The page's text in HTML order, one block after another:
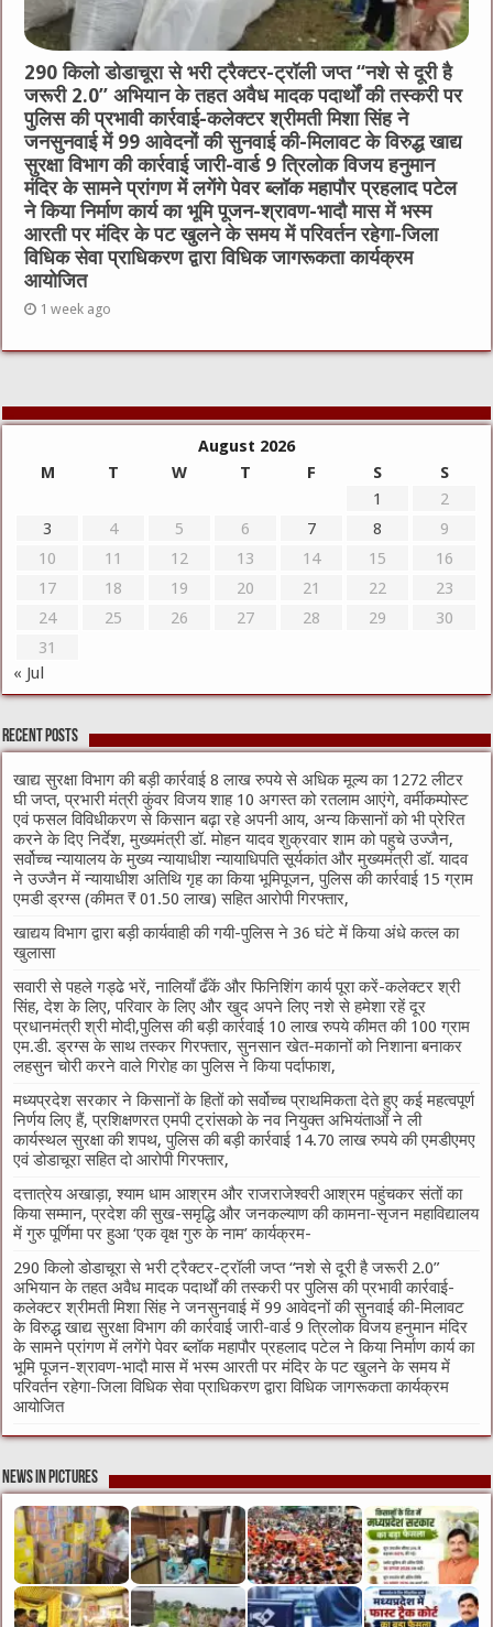
290 किलो डोडाचूरा से भरी ट्रैक्टर-ट्रॉली जप्त “नशे से दूरी है
जरूरी 2.0” अभियान के तहत अवैध मादक पदार्थों की तस्करी पर
पुलिस की प्रभावी कार्रवाई-कलेक्टर श्रीमती मिशा सिंह ने
जनसुनवाई में 99 आवेदनों की सुनवाई की-मिलावट के विरुद्ध खाद्य
सुरक्षा विभाग की कार्रवाई जारी-वार्ड 9 त्रिलोक विजय हनुमान
मंदिर के सामने प्रांगण में लगेंगे पेवर ब्लॉक महापौर प्रहलाद पटेल
ने किया निर्माण कार्य का भूमि पूजन-श्रावण-भादौ मास में भस्म
आरती पर मंदिर के पट खुलने के समय में परिवर्तन रहेगा-जिला
विधिक सेवा प्राधिकरण द्वारा विधिक जागरूकता कार्यक्रम
आयोजित
1 week ago
August 2026
M
T W T F S
S
1
2
3
4 5 6 7 8
9
10
11 12 13 14 15
16
17
18 19 20 21 22
23
24
25 26 27 28 29
30
31
« Jul
Recent Posts
खाद्य सुरक्षा विभाग की बड़ी कार्रवाई 8 लाख रुपये से अधिक मूल्य का 1272 लीटर
घी जप्त, प्रभारी मंत्री कुंवर विजय शाह 10 अगस्त को रतलाम आएंगे, वर्मीकम्पोस्ट
एवं फसल विविधीकरण से किसान बढ़ा रहे अपनी आय, अन्य किसानों को भी प्रेरित
करने के दिए निर्देश, मुख्यमंत्री डॉ. मोहन यादव शुक्रवार शाम को पहुचे उज्जैन,
सर्वोच्च न्यायालय के मुख्‍य न्‍यायाधीश न्यायाधिपति सूर्यकांत और मुख्यमंत्री डॉ. यादव
ने उज्जैन में न्यायाधीश अतिथि गृह का किया भूमिपूजन, पुलिस की कार्रवाई 15 ग्राम
एमडी ड्रग्स (कीमत ₹ 01.50 लाख) सहित आरोपी गिरफ्तार,
खाद्यय विभाग द्वारा बड़ी कार्यवाही की गयी-पुलिस ने 36 घंटे में किया अंधे कत्ल का
खुलासा
सवारी से पहले गड्ढे भरें, नालियाँ ढँकें और फिनिशिंग कार्य पूरा करें-कलेक्टर श्री
सिंह, देश के लिए, परिवार के लिए और खुद अपने लिए नशे से हमेशा रहें दूर
प्रधानमंत्री श्री मोदी,पुलिस की बड़ी कार्रवाई 10 लाख रुपये कीमत की 100 ग्राम
एम.डी. ड्रग्स के साथ तस्कर गिरफ्तार, सुनसान खेत-मकानों को निशाना बनाकर
लहसुन चोरी करने वाले गिरोह का पुलिस ने किया पर्दाफाश,
मध्यप्रदेश सरकार ने किसानों के हितों को सर्वोच्च प्राथमिकता देते हुए कई महत्वपूर्ण
निर्णय लिए हैं, प्रशिक्षणरत एमपी ट्रांसको के नव नियुक्त अभियंताओं ने ली
कार्यस्थल सुरक्षा की शपथ, पुलिस की बड़ी कार्रवाई 14.70 लाख रुपये की एमडीएमए
एवं डोडाचूरा सहित दो आरोपी गिरफ्तार,
दत्तात्रेय अखाड़ा, श्याम धाम आश्रम और राजराजेश्वरी आश्रम पहुंचकर संतों का
किया सम्मान, प्रदेश की सुख-समृद्धि और जनकल्याण की कामना-सृजन महाविद्यालय
में गुरु पूर्णिमा पर हुआ ‘एक वृक्ष गुरु के नाम’ कार्यक्रम-
290 किलो डोडाचूरा से भरी ट्रैक्टर-ट्रॉली जप्त “नशे से दूरी है जरूरी 2.0”
अभियान के तहत अवैध मादक पदार्थों की तस्करी पर पुलिस की प्रभावी कार्रवाई-
कलेक्टर श्रीमती मिशा सिंह ने जनसुनवाई में 99 आवेदनों की सुनवाई की-मिलावट
के विरुद्ध खाद्य सुरक्षा विभाग की कार्रवाई जारी-वार्ड 9 त्रिलोक विजय हनुमान मंदिर
के सामने प्रांगण में लगेंगे पेवर ब्लॉक महापौर प्रहलाद पटेल ने किया निर्माण कार्य का
भूमि पूजन-श्रावण-भादौ मास में भस्म आरती पर मंदिर के पट खुलने के समय में
परिवर्तन रहेगा-जिला विधिक सेवा प्राधिकरण द्वारा विधिक जागरूकता कार्यक्रम
आयोजित
News in Pictures